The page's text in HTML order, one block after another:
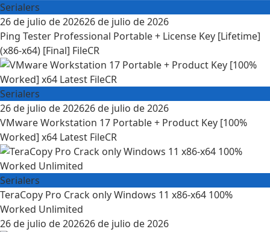
Serialers
26 de julio de 202626 de julio de 2026
Ping Tester Professional Portable + License Key [Lifetime]
(x86-x64) [Final] FileCR
Serialers
26 de julio de 202626 de julio de 2026
VMware Workstation 17 Portable + Product Key [100%
Worked] x64 Latest FileCR
Serialers
TeraCopy Pro Crack only Windows 11 x86-x64 100%
Worked Unlimited
26 de julio de 202626 de julio de 2026